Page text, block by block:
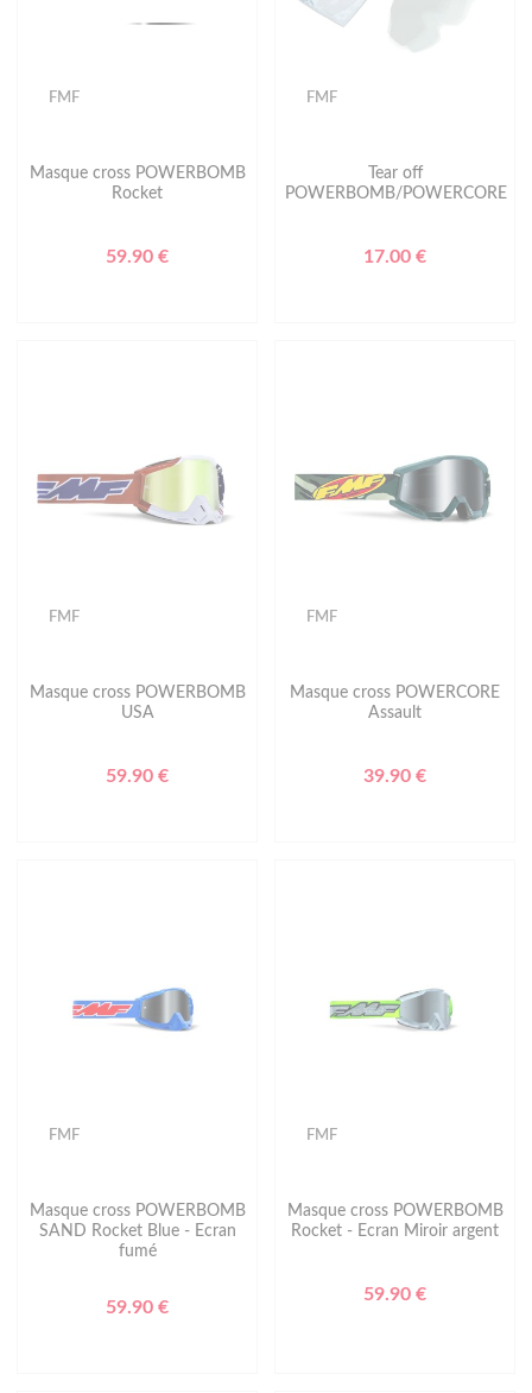
FMF
Masque cross POWERBOMB
Rocket
59.90 €
FMF
Tear off
POWERBOMB/POWERCORE
17.00 €
FMF
Masque cross POWERBOMB
USA
59.90 €
FMF
Masque cross POWERCORE
Assault
39.90 €
FMF
Masque cross POWERBOMB
SAND Rocket Blue - Ecran
fumé
59.90 €
FMF
Masque cross POWERBOMB
Rocket - Ecran Miroir argent
59.90 €